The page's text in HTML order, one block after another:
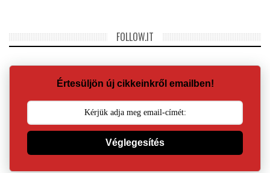
FOLLOW.IT
Értesüljön új cikkeinkről emailben!
Véglegesítés